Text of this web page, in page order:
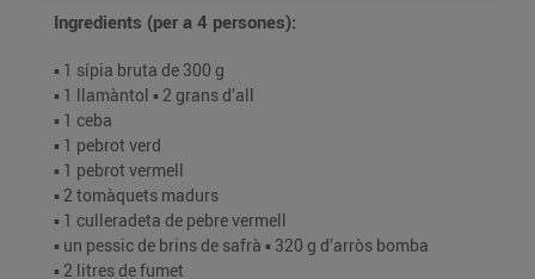
Ingredients (per a 4 persones):
▪️ 1 sípia bruta de 300 g
▪️ 1 llamàntol ▪️ 2 grans d’all
▪️ 1 ceba
▪️ 1 pebrot verd
▪️ 1 pebrot vermell
▪️ 2 tomàquets madurs
▪️ 1 culleradeta de pebre vermell
▪️ un pessic de brins de safrà ▪️ 320 g d’arròs bomba
▪️ 2 litres de fumet